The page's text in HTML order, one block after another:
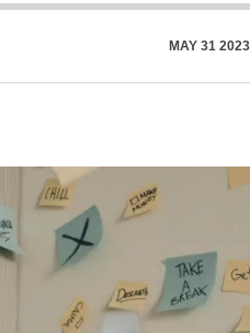
MAY 31 2023